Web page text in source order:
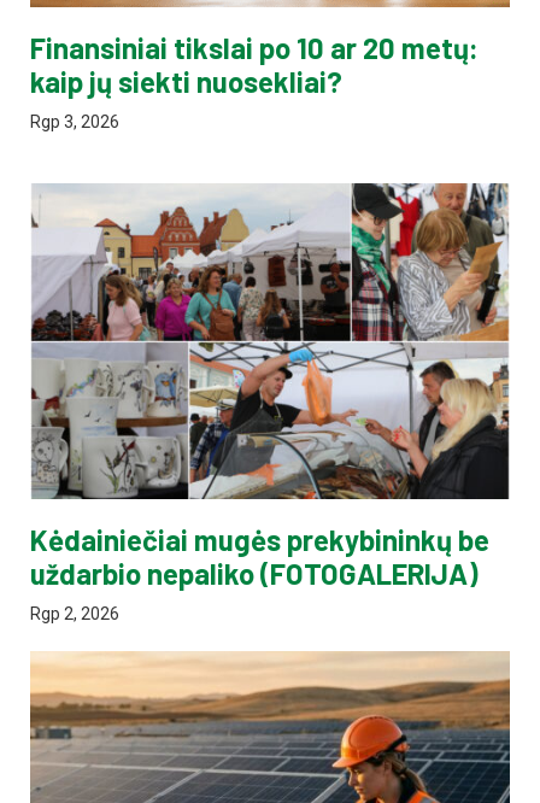
Finansiniai tikslai po 10 ar 20 metų:
kaip jų siekti nuosekliai?
Rgp 3, 2026
Kėdainiečiai mugės prekybininkų be
uždarbio nepaliko (FOTOGALERIJA)
Rgp 2, 2026